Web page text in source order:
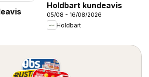
Holdbart kundeavis
05/08 - 16/08/2026
Holdbart